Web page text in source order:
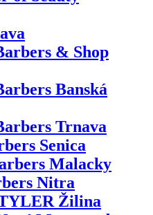
& Shop
Banská
Trnava
Senica
Malacky
Nitra
Žilina